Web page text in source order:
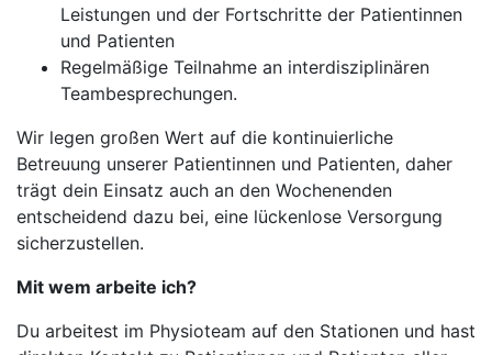
Leistungen und der Fortschritte der Patientinnen
und Patienten
Regelmäßige Teilnahme an interdisziplinären
Teambesprechungen.
Wir legen großen Wert auf die kontinuierliche
Betreuung unserer Patientinnen und Patienten, daher
trägt dein Einsatz auch an den Wochenenden
entscheidend dazu bei, eine lückenlose Versorgung
sicherzustellen.
Mit wem arbeite ich?
Du arbeitest im Physioteam auf den Stationen und hast